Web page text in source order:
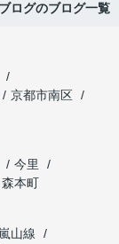
ブログのブログ一覧
京都市南区
今里
森本町
山線